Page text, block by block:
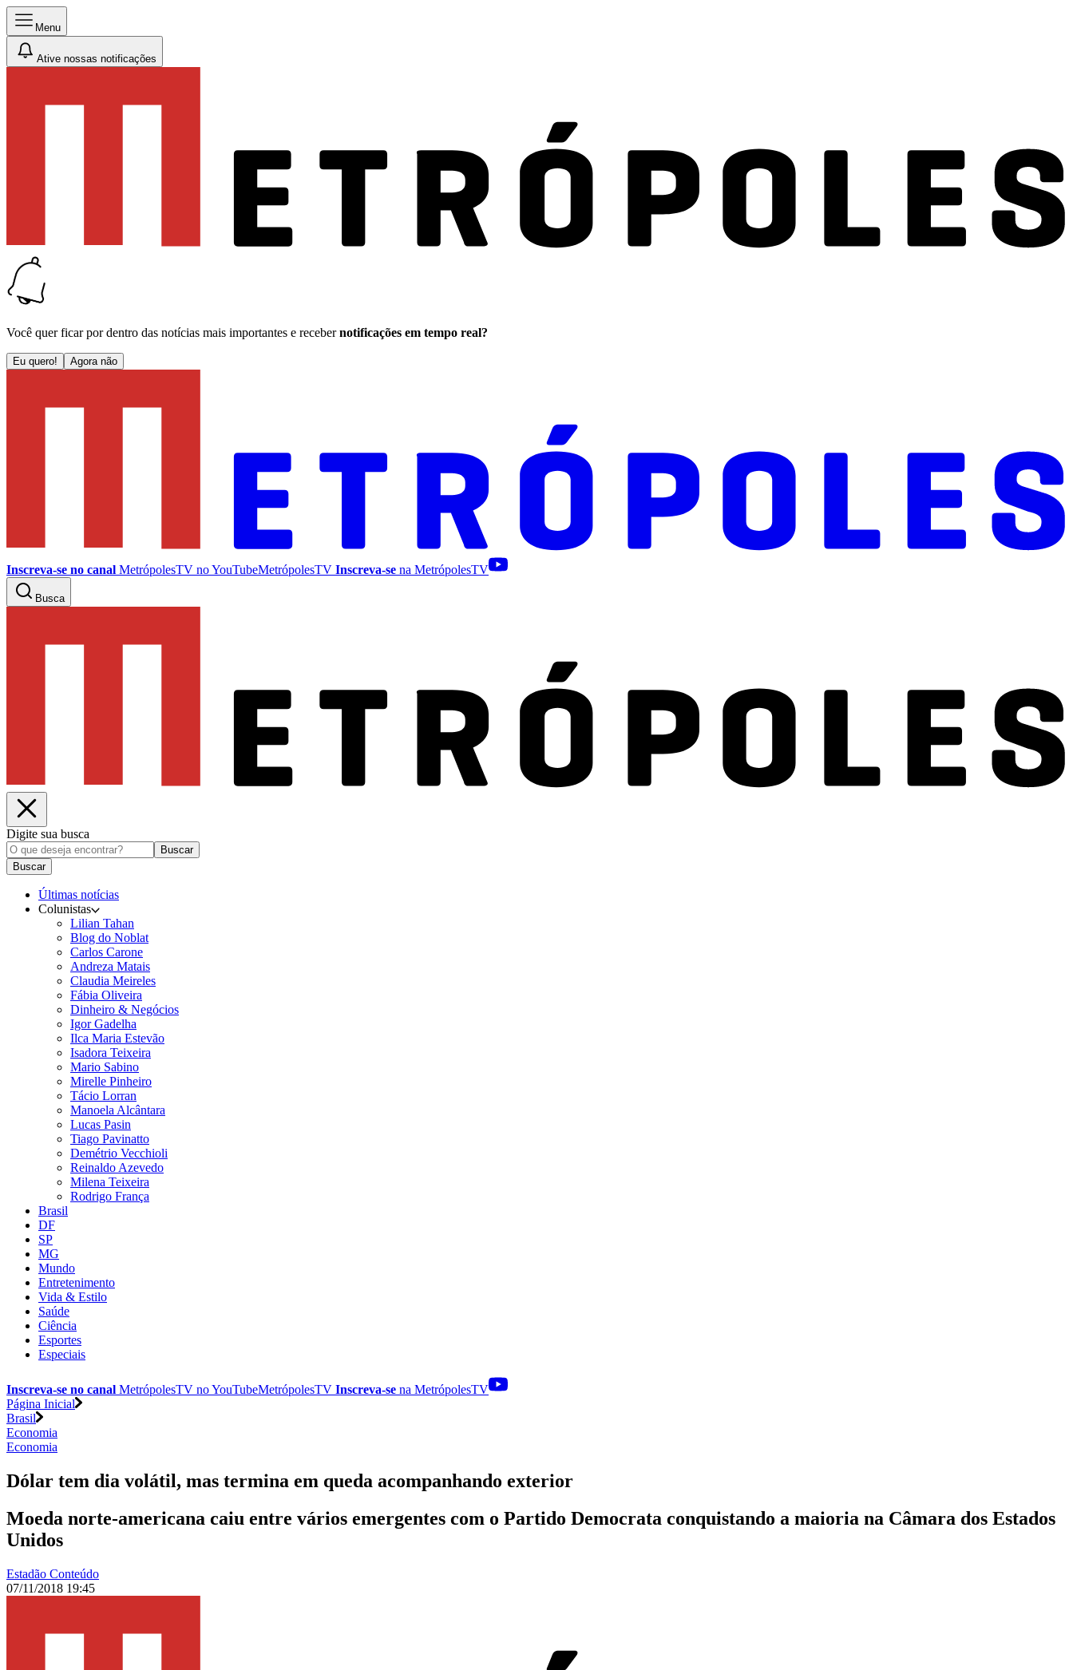
Menu
Ative nossas notificações
Você quer ficar por dentro das notícias mais importantes e receber notificações em tempo real?
Eu quero! Agora não
Inscreva-se no canal MetrópolesTV noYouTubeMetrópolesTV Inscreva-se na MetrópolesTV
Busca
Digite sua busca
Buscar
Buscar
Últimas notícias
Colunistas
Lilian Tahan
Blog do Noblat
Carlos Carone
Andreza Matais
Claudia Meireles
Fábia Oliveira
Dinheiro & Negócios
Igor Gadelha
Ilca Maria Estevão
Isadora Teixeira
Mario Sabino
Mirelle Pinheiro
Tácio Lorran
Manoela Alcântara
Lucas Pasin
Tiago Pavinatto
Demétrio Vecchioli
Reinaldo Azevedo
Milena Teixeira
Rodrigo França
Brasil
DF
SP
MG
Mundo
Entretenimento
Vida & Estilo
Saúde
Ciência
Esportes
Especiais
Inscreva-se no canal MetrópolesTV noYouTubeMetrópolesTV Inscreva-se na MetrópolesTV
Página Inicial
Brasil
Economia
Economia
Dólar tem dia volátil, mas termina em queda acompanhando exterior
Moeda norte-americana caiu entre vários emergentes com o Partido Democrata conquistando a maioria na Câmara dos Estados
Unidos
Estadão Conteúdo
07/11/2018 19:45